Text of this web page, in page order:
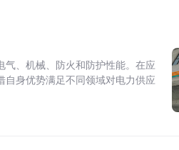
气、机械、防火和防护性能。在应
自身优势满足不同领域对电力供应